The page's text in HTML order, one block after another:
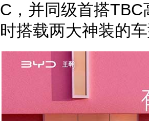
C，并同级首搭
时搭载两大神装的